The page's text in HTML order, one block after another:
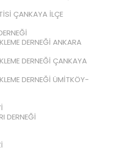
ÇANKAYA İLÇE
DERNEĞİ ANKARA
DERNEĞİ ÇANKAYA
DERNEĞİ ÜMİTKÖY-
DERNEĞİ